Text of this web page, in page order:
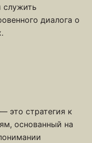
служить
диалога о
это стратегия к
основанный на